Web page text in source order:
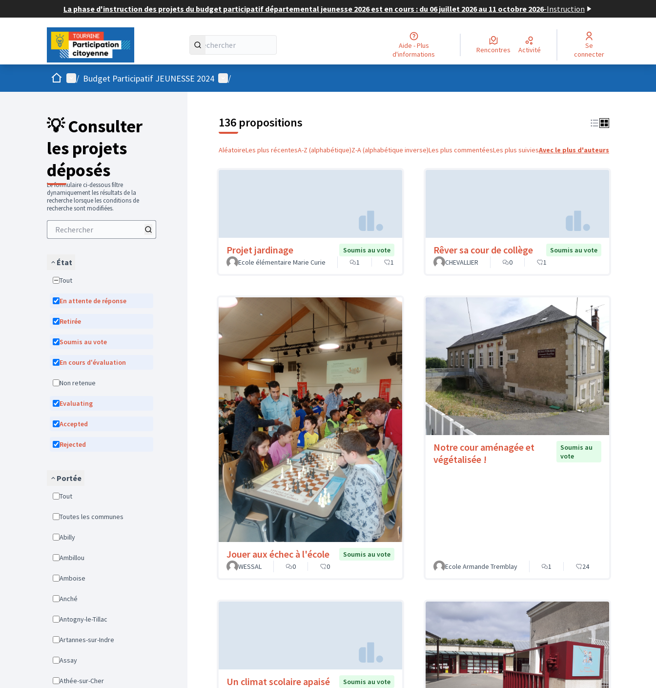
La phase d'instruction des projets du budget participatif départemental jeunesse 2026 est en cours : du 06 juillet 2026 au 11 octobre 2026-Instruction
Aide - Plus
d'informations
Rencontres Activité
Se
connecter
AccueilMenu principal
/ Budget Participatif JEUNESSE 2024 Menu utilisateur
/
💡 Consulter
les projets
déposés
Le formulaire ci-dessous filtre
dynamiquement les résultats de la
recherche lorsque les conditions de
recherche sont modifiées.
État
Tout
En attente de réponse
Retirée
Soumis au vote
En cours d'évaluation
Non retenue
Evaluating
Accepted
Rejected
Portée
Tout
Toutes les communes
Abilly
Ambillou
Amboise
Anché
Antogny-le-Tillac
Artannes-sur-Indre
Assay
Athée-sur-Cher
136 propositions
AléatoireLes plus récentesA-Z (alphabétique)Z-A (alphabétique inverse)Les plus commentéesLes plus suiviesAvec le plus d'auteurs
Projet jardinage
Soumis au vote
Ecole élémentaire Marie Curie
1 1
Rêver sa cour de collège
Soumis au vote
CHEVALLIER
0 1
Jouer aux échec à l'école
Soumis au vote
WESSAL
0 0
Notre cour aménagée et
végétalisée !
Soumis au
vote
Ecole Armande Tremblay 1 24
Un climat scolaire apaisé Soumis au vote